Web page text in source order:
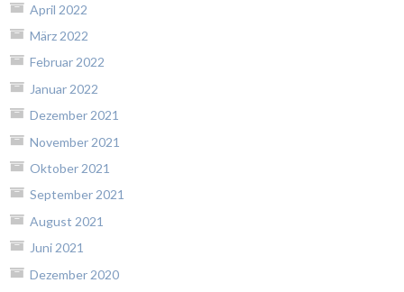
April 2022
März 2022
Februar 2022
Januar 2022
Dezember 2021
November 2021
Oktober 2021
September 2021
August 2021
Juni 2021
Dezember 2020